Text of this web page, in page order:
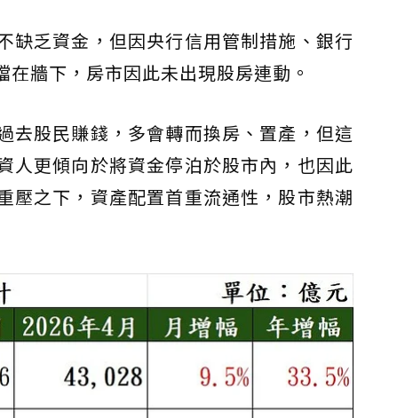
缺乏資金，但因央行信用管制措施、銀行
牆下，房市因此未出現股房連動。
去股民賺錢，多會轉而換房、置產，但這
人更傾向於將資金停泊於股市內，也因此
壓之下，資產配置首重流通性，股市熱潮